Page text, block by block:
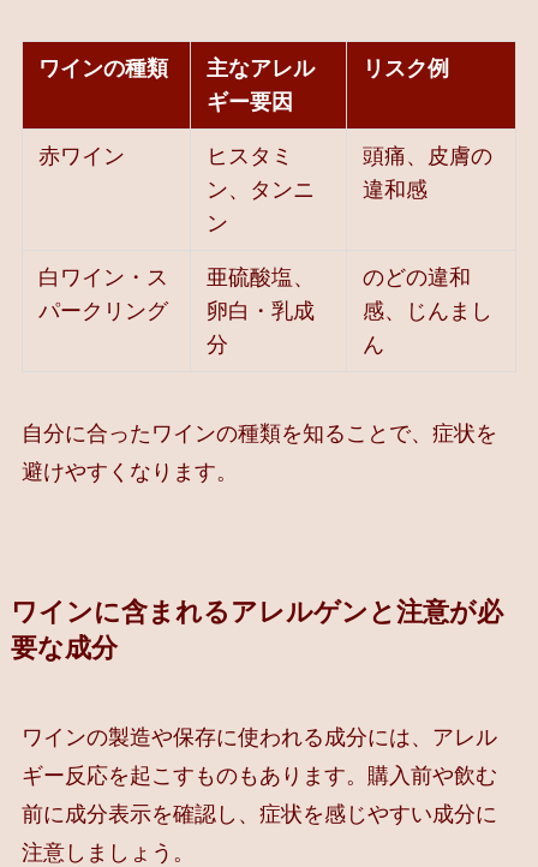
ワインの種類
主なアレル
ギー要因
リスク例
赤ワイン
ヒスタミ
ン、タンニ
ン
頭痛、皮膚の
違和感
白ワイン・ス
パークリング
亜硫酸塩、
卵白・乳成
分
のどの違和
感、じんまし
ん
自分に合ったワインの種類を知ることで、症状を
避けやすくなります。
ワインに含まれるアレルゲンと注意が必
要な成分
ワインの製造や保存に使われる成分には、アレル
ギー反応を起こすものもあります。購入前や飲む
前に成分表示を確認し、症状を感じやすい成分に
注意しましょう。